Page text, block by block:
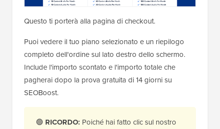
Questo ti porterà alla pagina di checkout.
Puoi vedere il tuo piano selezionato e un riepilogo
completo dell'ordine sul lato destro dello schermo.
Include l'importo scontato e l'importo totale che
pagherai dopo la prova gratuita di 14 giorni su
SEOBoost.
🟢 RICORDO: Poiché hai fatto clic sul nostro